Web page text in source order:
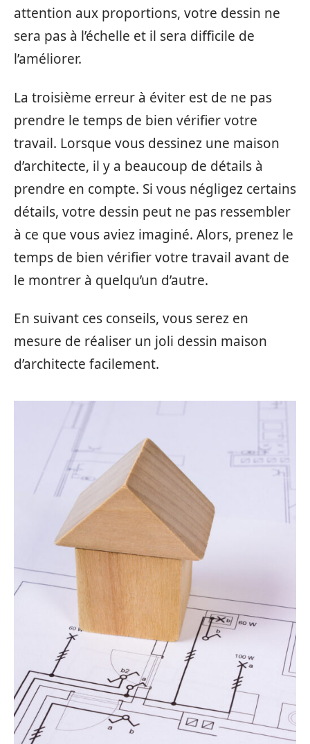
attention aux proportions, votre dessin ne
sera pas à l’échelle et il sera difficile de
l’améliorer.
La troisième erreur à éviter est de ne pas
prendre le temps de bien vérifier votre
travail. Lorsque vous dessinez une maison
d’architecte, il y a beaucoup de détails à
prendre en compte. Si vous négligez certains
détails, votre dessin peut ne pas ressembler
à ce que vous aviez imaginé. Alors, prenez le
temps de bien vérifier votre travail avant de
le montrer à quelqu’un d’autre.
En suivant ces conseils, vous serez en
mesure de réaliser un joli dessin maison
d’architecte facilement.